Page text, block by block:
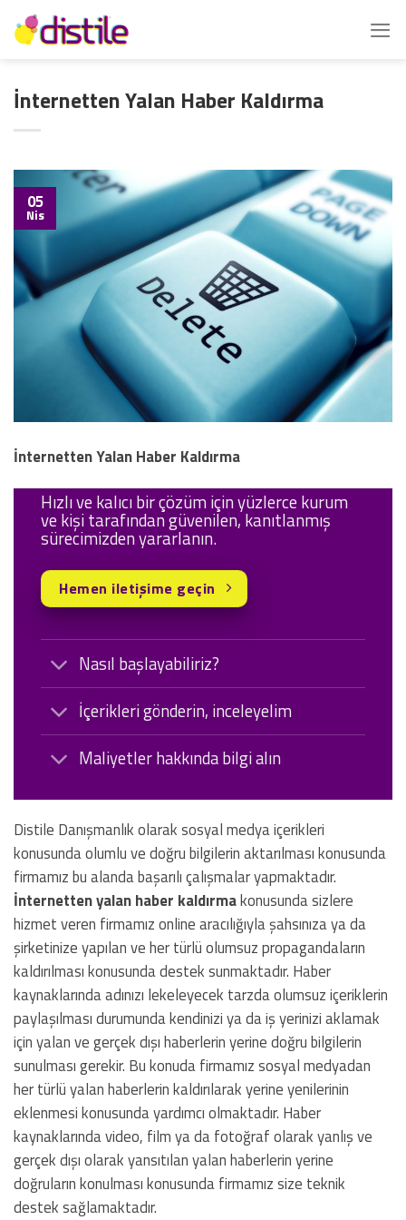
İçeriğe
atla
İnternetten Yalan Haber Kaldırma
05
Nis
İnternetten Yalan Haber Kaldırma
Nasıl başlayabiliriz?
İçerikleri gönderin, inceleyelim
Maliyetler hakkında bilgi alın
Hızlı ve kalıcı bir çözüm için yüzlerce kurum
ve kişi tarafından güvenilen, kanıtlanmış
sürecimizden yararlanın.
Hemen iletişime geçin
Distile Danışmanlık olarak sosyal medya içerikleri
konusunda olumlu ve doğru bilgilerin aktarılması konusunda
firmamız bu alanda başarılı çalışmalar yapmaktadır.
İnternetten yalan haber kaldırmakonusunda sizlere
hizmet veren firmamız online aracılığıyla şahsınıza ya da
şirketinize yapılan ve her türlü olumsuz propagandaların
kaldırılması konusunda destek sunmaktadır. Haber
kaynaklarında adınızı lekeleyecek tarzda olumsuz içeriklerin
paylaşılması durumunda kendinizi ya da iş yerinizi aklamak
için yalan ve gerçek dışı haberlerin yerine doğru bilgilerin
sunulması gerekir. Bu konuda firmamız sosyal medyadan
her türlü yalan haberlerin kaldırılarak yerine yenilerinin
eklenmesi konusunda yardımcı olmaktadır. Haber
kaynaklarında video, film ya da fotoğraf olarak yanlış ve
gerçek dışı olarak yansıtılan yalan haberlerin yerine
doğruların konulması konusunda firmamız size teknik
destek sağlamaktadır.